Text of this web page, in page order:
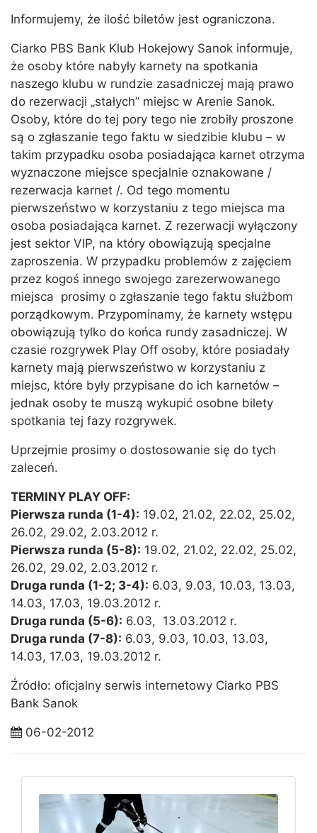
Informujemy, że ilość biletów jest ograniczona.
Ciarko PBS Bank Klub Hokejowy Sanok informuje,
że osoby które nabyły karnety na spotkania
naszego klubu w rundzie zasadniczej mają prawo
do rezerwacji „stałych” miejsc w Arenie Sanok.
Osoby, które do tej pory tego nie zrobiły proszone
są o zgłaszanie tego faktu w siedzibie klubu – w
takim przypadku osoba posiadająca karnet otrzyma
wyznaczone miejsce specjalnie oznakowane /
rezerwacja karnet /. Od tego momentu
pierwszeństwo w korzystaniu z tego miejsca ma
osoba posiadająca karnet. Z rezerwacji wyłączony
jest sektor VIP, na który obowiązują specjalne
zaproszenia. W przypadku problemów z zajęciem
przez kogoś innego swojego zarezerwowanego
miejsca prosimy o zgłaszanie tego faktu służbom
porządkowym. Przypominamy, że karnety wstępu
obowiązują tylko do końca rundy zasadniczej. W
czasie rozgrywek Play Off osoby, które posiadały
karnety mają pierwszeństwo w korzystaniu z
miejsc, które były przypisane do ich karnetów –
jednak osoby te muszą wykupić osobne bilety
spotkania tej fazy rozgrywek.
Uprzejmie prosimy o dostosowanie się do tych
zaleceń.
TERMINY PLAY OFF:
Pierwsza runda (1-4): 19.02, 21.02, 22.02, 25.02,
26.02, 29.02, 2.03.2012 r.
Pierwsza runda (5-8): 19.02, 21.02, 22.02, 25.02,
26.02, 29.02, 2.03.2012 r.
Druga runda (1-2; 3-4): 6.03, 9.03, 10.03, 13.03,
14.03, 17.03, 19.03.2012 r.
Druga runda (5-6): 6.03, 13.03.2012 r.
Druga runda (7-8): 6.03, 9.03, 10.03, 13.03,
14.03, 17.03, 19.03.2012 r.
Źródło: oficjalny serwis internetowy Ciarko PBS
Bank Sanok
06-02-2012